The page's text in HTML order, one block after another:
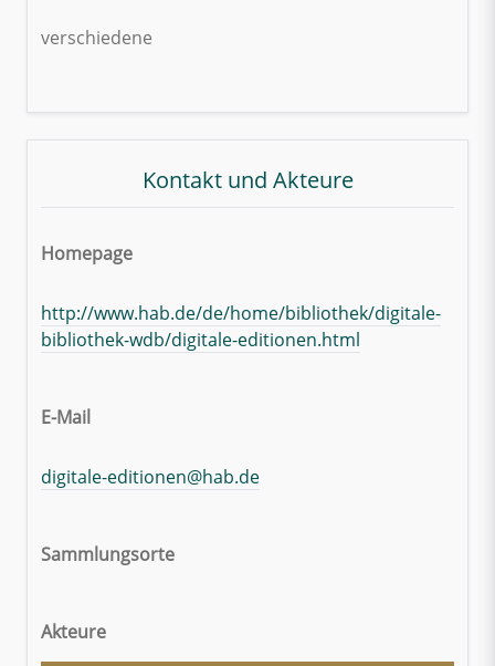
verschiedene
Kontakt und Akteure
Homepage
http://www.hab.de/de/home/bibliothek/digitale-
bibliothek-wdb/digitale-editionen.html
E-Mail
digitale-editionen@hab.de
Sammlungsorte
Akteure